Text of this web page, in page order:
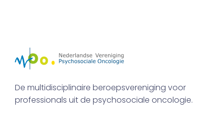
De multidisciplinaire beroepsvereniging voor
professionals uit de psychosociale oncologie.